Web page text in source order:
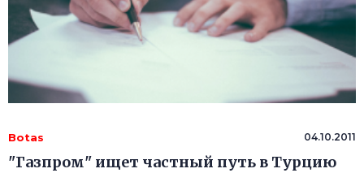
Botas 04.10.2011
"Газпром" ищет частный путь в Турцию